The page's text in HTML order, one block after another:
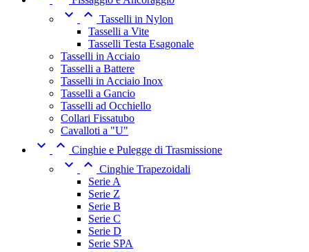
  Tasselli in Nylon
Tasselli a Vite
Tasselli Testa Esagonale
Tasselli in Acciaio
Tasselli a Battere
Tasselli in Acciaio Inox
Tasselli a Gancio
Tasselli ad Occhiello
Collari Fissatubo
Cavalloti a "U"
  Cinghie e Pulegge di Trasmissione
  Cinghie Trapezoidali
Serie A
Serie Z
Serie B
Serie C
Serie D
Serie SPA